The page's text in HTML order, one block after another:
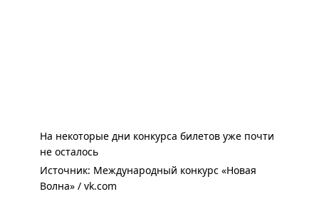
На некоторые дни конкурса билетов уже почти
не осталось
Источник: Международный конкурс «Новая
Волна» / vk.com